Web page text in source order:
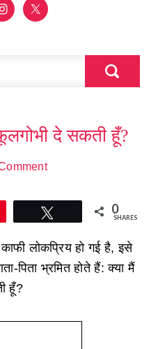
दे सकती हूँ?
0
SHARES
लोकप्रिय हो गई है, इसे
पिता भ्रमित होते हैं: क्या मैं
हूँ?